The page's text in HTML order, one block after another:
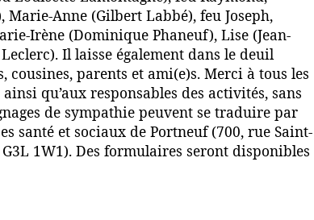
Marie-Anne (Gilbert Labbé), feu Joseph,
Irène (Dominique Phaneuf), Lise (Jean-
Leclerc). Il laisse également dans le deuil
cousines, parents et ami(e)s. Merci à tous les
qu’aux responsables des activités, sans
de sympathie peuvent se traduire par
santé et sociaux de Portneuf (700, rue Saint-
G3L 1W1). Des formulaires seront disponibles